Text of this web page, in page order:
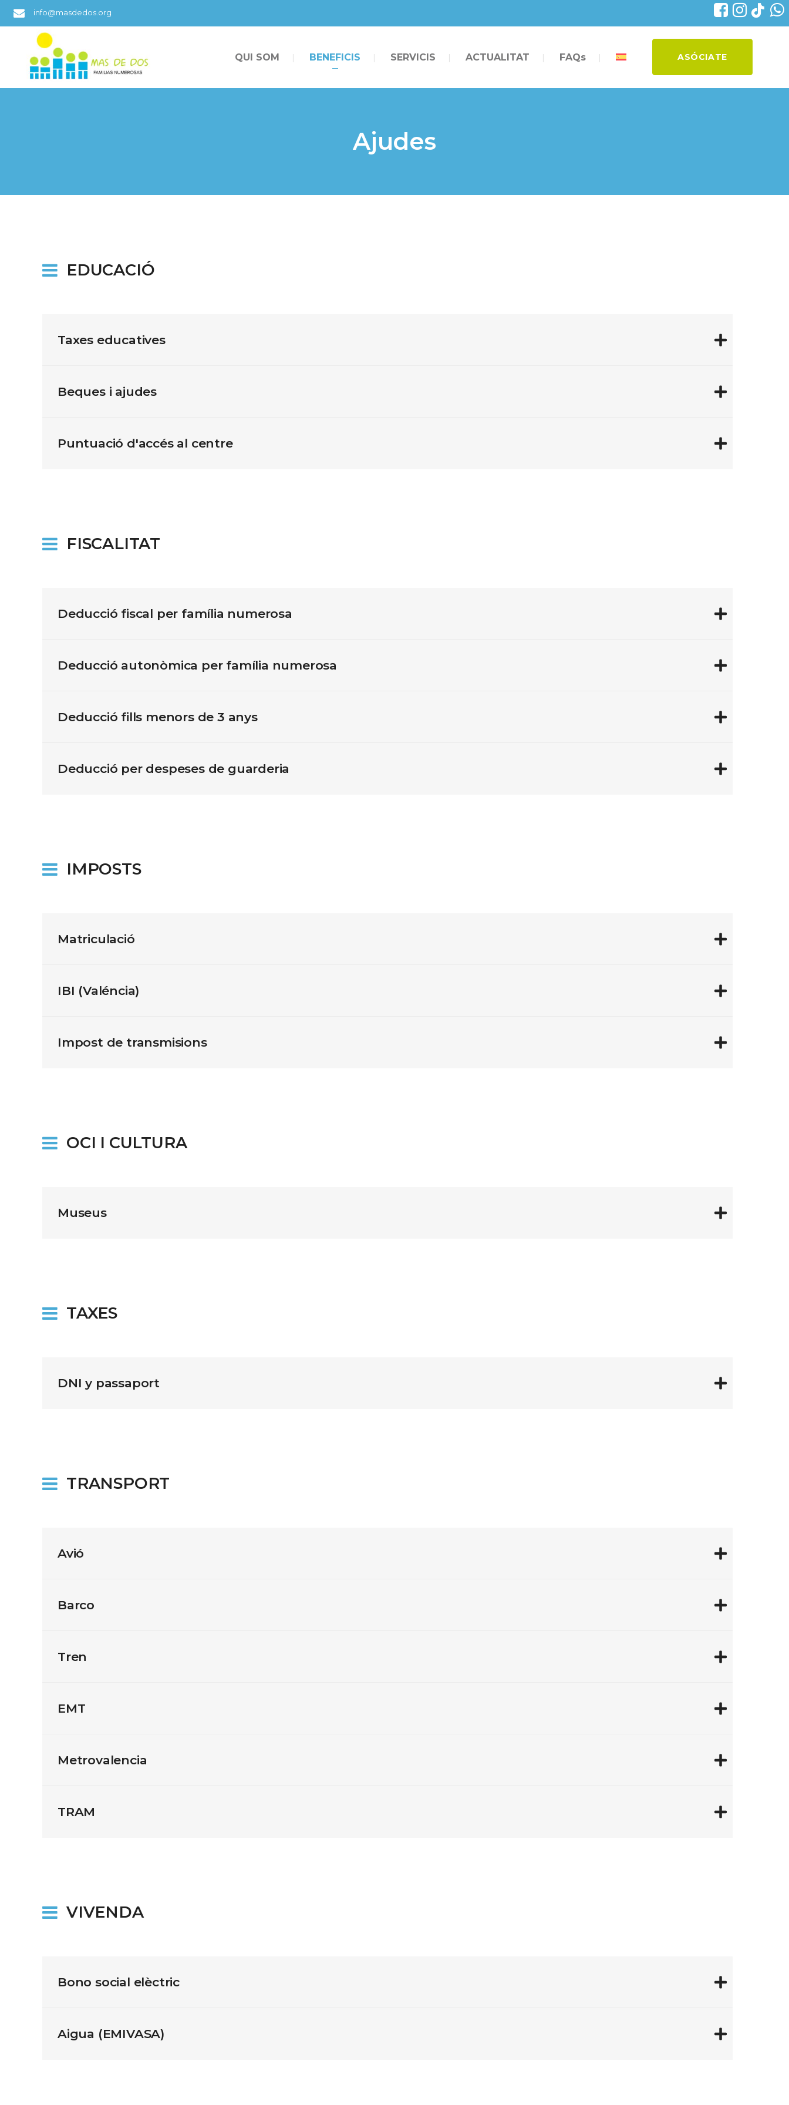
info@masdedos.org
ASÓCIATE
QUI SOM BENEFICIS SERVICIS ACTUALITAT FAQs
Ajudes
EDUCACIÓ
Taxes educatives
Beques i ajudes
Puntuació d'accés al centre
FISCALITAT
Deducció fiscal per família numerosa
Deducció autonòmica per família numerosa
Deducció fills menors de 3 anys
Deducció per despeses de guarderia
IMPOSTS
Matriculació
IBI (Valéncia)
Impost de transmisions
OCI I CULTURA
Museus
TAXES
DNI y passaport
TRANSPORT
Avió
Barco
Tren
EMT
Metrovalencia
TRAM
VIVENDA
Bono social elèctric
Aigua (EMIVASA)